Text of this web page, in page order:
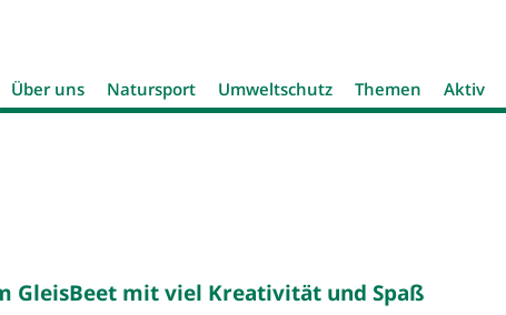
Über uns Natursport Umweltschutz Themen Aktiv
GleisBeet mit viel Kreativität und Spaß